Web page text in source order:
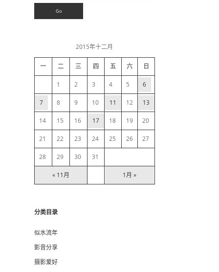
i
e
a
r
a
2015年十二月
一 二 三 四 五 六 日
« 11月 1月 »
1 2 3 4 5 6
7 8 9 10 11 12 13
14 15 16 17 18 19 20
21 22 23 24 25 26 27
28 29 30 31
分类目录
似水流年
影音分享
摄影爱好